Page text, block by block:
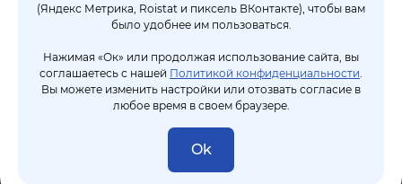
(Яндекс Метрика, Roistat и пиксель ВКонтакте), чтобы вам
было удобнее им пользоваться.
Нажимая «Ок» или продолжая использование сайта, вы
соглашаетесь с нашей Политикой конфиденциальности.
Вы можете изменить настройки или отозвать согласие в
любое время в своем браузере.
Ok